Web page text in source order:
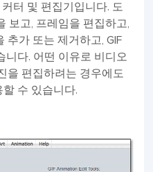
터 및 편집기입니다. 도
보고, 프레임을 편집하고,
추가 또는 제거하고, GIF
니다. 어떤 이유로 비디오
을 편집하려는 경우에도
수 있습니다.